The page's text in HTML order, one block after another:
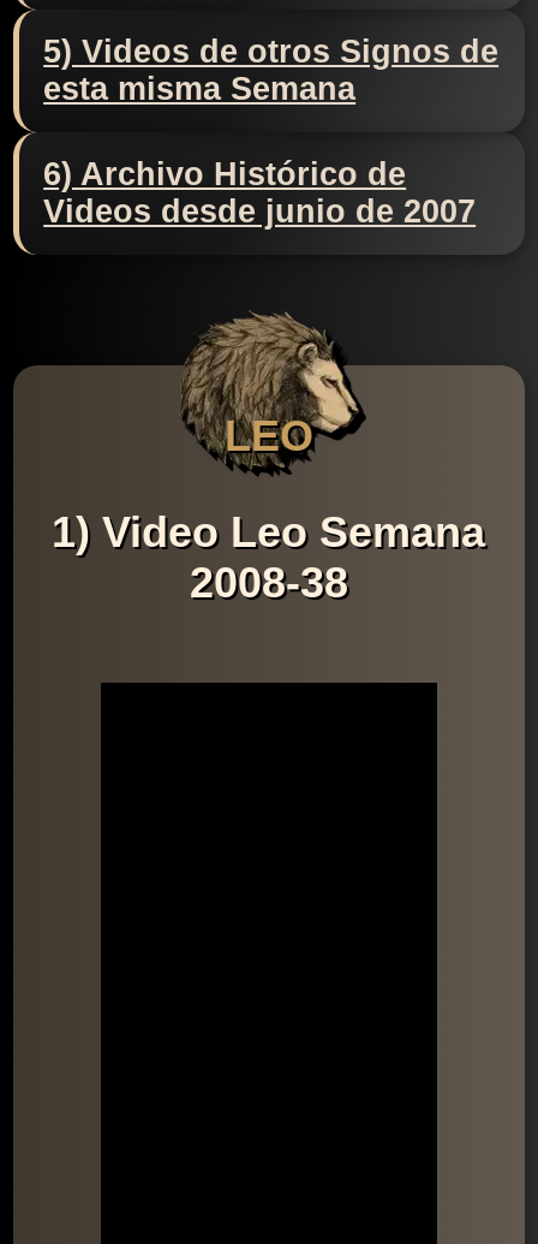
5) Videos de otros Signos de
esta misma Semana
6) Archivo Histórico de
Videos desde junio de 2007
LEO
1) Video Leo Semana
2008-38